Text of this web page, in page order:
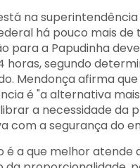
na superintendência
há pouco mais de
para a Papudinha
horas, segundo
Mendonça afirma
é "a alternativa
a necessidade da
com a segurança do
é a que melhor atende